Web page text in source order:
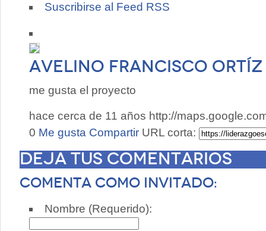
Suscribirse al Feed RSS
Avelino Francisco
me gusta el proyecto
hace cerca de 11 años http://
0 Me gusta Compartir URL corta:
Deja tus comentarios
Comenta como invitado:
Nombre (Requerido):